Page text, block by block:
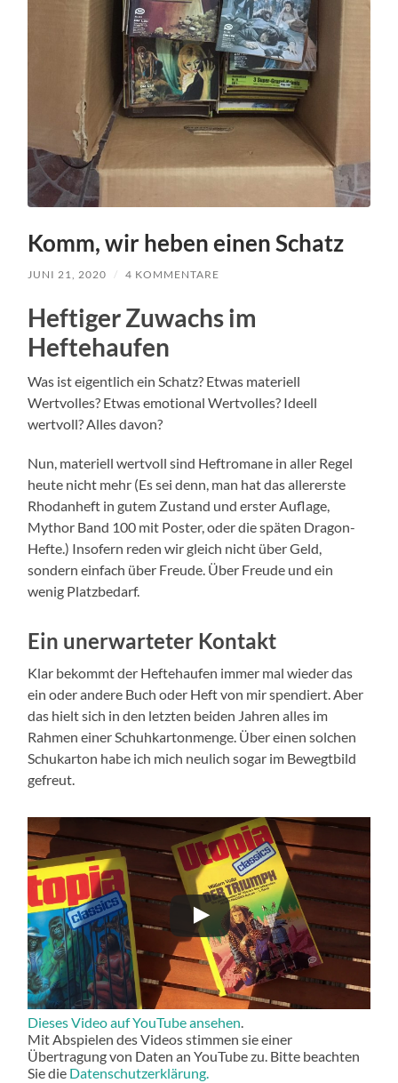
Komm, wir heben einen Schatz
JUNI 21, 2020 / 4 KOMMENTARE
Heftiger Zuwachs im
Heftehaufen
Was ist eigentlich ein Schatz? Etwas materiell
Wertvolles? Etwas emotional Wertvolles? Ideell
wertvoll? Alles davon?
Nun, materiell wertvoll sind Heftromane in aller Regel
heute nicht mehr (Es sei denn, man hat das allererste
Rhodanheft in gutem Zustand und erster Auflage,
Mythor Band 100 mit Poster, oder die späten Dragon-
Hefte.) Insofern reden wir gleich nicht über Geld,
sondern einfach über Freude. Über Freude und ein
wenig Platzbedarf.
Ein unerwarteter Kontakt
Klar bekommt der Heftehaufen immer mal wieder das
ein oder andere Buch oder Heft von mir spendiert. Aber
das hielt sich in den letzten beiden Jahren alles im
Rahmen einer Schuhkartonmenge. Über einen solchen
Schukarton habe ich mich neulich sogar im Bewegtbild
gefreut.
Dieses Video auf YouTube ansehen.
Mit Abspielen des Videos stimmen sie einer
Übertragung von Daten an YouTube zu. Bitte beachten
Sie die Datenschutzerklärung.